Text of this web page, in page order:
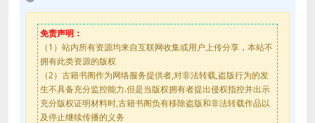
免责声明：
（1）站内所有资源均来自互联网收集或用户上传分享，本站不
拥有此类资源的版权
（2）古籍书阁作为网络服务提供者,对非法转载,盗版行为的发
生不具备充分监控能力.但是当版权拥有者提出侵权指控并出示
充分版权证明材料时,古籍书阁负有移除盗版和非法转载作品以
及停止继续传播的义务